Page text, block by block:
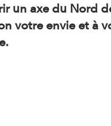
un axe du Nord
votre envie et à